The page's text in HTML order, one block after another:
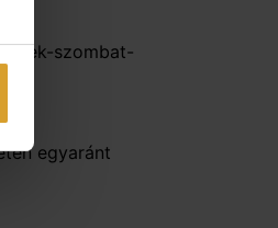
szombat-
egyaránt